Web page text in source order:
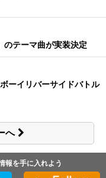
のテーマ曲が実装決定
ーイリバーサイドバトル
へ
報を手に入れよう